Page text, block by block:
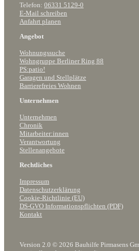
Telefon: 06331 5129-0
E-Mail schreiben
Anfahrt planen
Angebot
Wohnungssuche
Wohngruppe Berliner Ring 88
PS:patio!
Garagen und Stellplätze
Barrierefreies Wohnen
Unternehmen
Unternehmen
Chronik
Mitarbeiter:innen
Verantwortung
Stellenangebote
Rechtliches
Impressum
Datenschutzerklärung
Cookie-Richtlinie (EU)
DS-GVO Informationspflichten (PDF)
Kontakt
Version 2.0 © 2026 Bauhilfe Pirmasens